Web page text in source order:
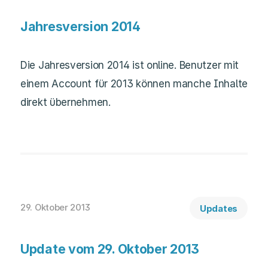
Jahresversion 2014
Die Jahresversion 2014 ist online. Benutzer mit
einem Account für 2013 können manche Inhalte
direkt übernehmen.
29. Oktober 2013 Updates
Update vom 29. Oktober 2013